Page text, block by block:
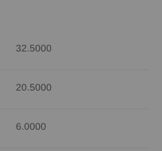
32.5000
20.5000
6.0000